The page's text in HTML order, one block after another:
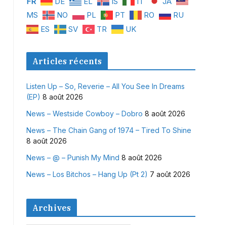
MS
NO PL PT RO
RU
ES
SV TR UK
Articles récents
Listen Up – So, Reverie – All You See In Dreams
(EP) 8 août 2026
News – Westside Cowboy – Dobro 8 août 2026
News – The Chain Gang of 1974 – Tired To Shine
8 août 2026
News – @ – Punish My Mind 8 août 2026
News – Los Bitchos – Hang Up (Pt 2) 7 août 2026
Archives